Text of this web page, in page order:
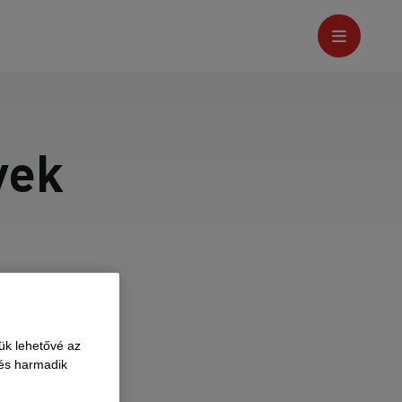
lehetővé az
harmadik